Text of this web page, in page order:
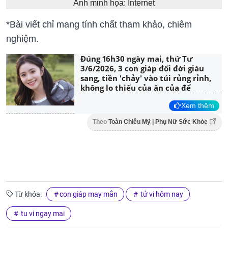
Ảnh minh họa: Internet
*Bài viết chỉ mang tính chất tham khảo, chiêm
nghiệm.
Đúng 16h30 ngày mai, thứ Tư
3/6/2026, 3 con giáp đổi đời giàu
sang, tiền 'chảy' vào túi rủng rỉnh,
không lo thiếu của ăn của để
Xem thêm
Theo Toàn Chiêu Mỹ | Phụ Nữ Sức Khỏe
Từ khóa: con giáp may mắn tử vi hôm nay
tu vi ngay mai